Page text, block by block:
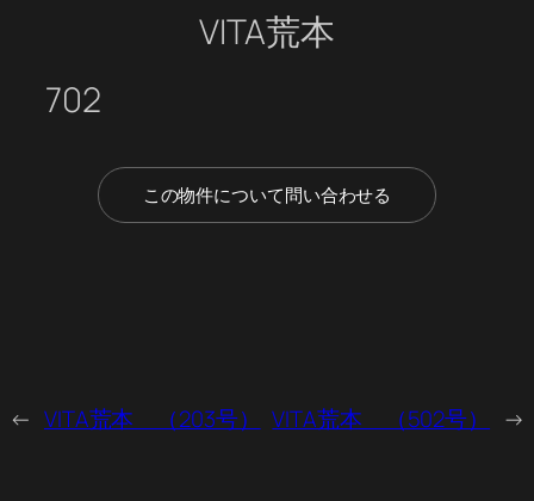
VITA荒本
702
この物件について問い合わせる
← VITA荒本 （203号） VITA荒本 （502号） →